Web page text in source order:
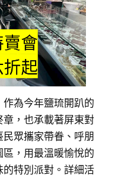
為今年鹽琉開趴的
，也承載著屏東對
眾攜家帶眷、呼朋
，用最溫暖愉悅的
特別派對。詳細活